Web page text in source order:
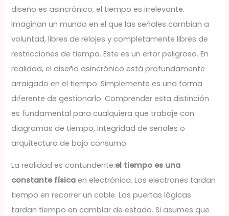
diseño es asincrónico, el tiempo es irrelevante.
Imaginan un mundo en el que las señales cambian a
voluntad, libres de relojes y completamente libres de
restricciones de tiempo. Este es un error peligroso. En
realidad, el diseño asincrónico está profundamente
arraigado en el tiempo. Simplemente es una forma
diferente de gestionarlo. Comprender esta distinción
es fundamental para cualquiera que trabaje con
diagramas de tiempo, integridad de señales o
arquitectura de bajo consumo.
La realidad es contundente:el tiempo es una
constante física en electrónica. Los electrones tardan
tiempo en recorrer un cable. Las puertas lógicas
tardan tiempo en cambiar de estado. Si asumes que